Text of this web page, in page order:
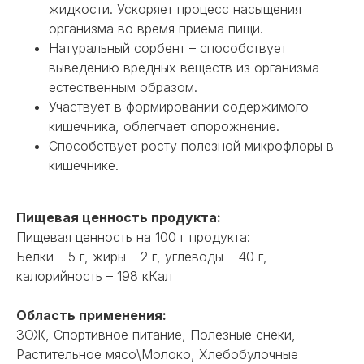
жидкости. Ускоряет процесс насыщения
организма во время приема пищи.
Натуральный сорбент – способствует
выведению вредных веществ из организма
естественным образом.
Участвует в формировании содержимого
кишечника, облегчает опорожнение.
Способствует росту полезной микрофлоры в
кишечнике.
Пищевая ценность продукта:
Пищевая ценность на 100 г продукта:
Белки – 5 г, жиры – 2 г, углеводы – 40 г,
калорийность – 198 кКал
Область применения:
ЗОЖ, Спортивное питание, Полезные снеки,
Растительное мясо\Молоко, Хлебобулочные